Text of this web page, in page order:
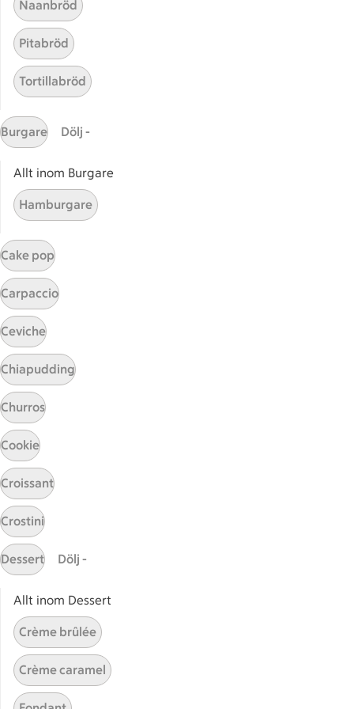
Pepparkaksbröd med
lagrad ost och
aprikoschutney
Betyg 3.6 av 5.
25 personer har röstat
Sidfot
Start
Bli stammis på ICA
ICAs inspirationsmejl
Prenumerera
Handla
Handla online
Naanbröd
Pitabröd
Tortillabröd
Burgare Dölj -
Allt inom Burgare
Hamburgare
Cake pop
Carpaccio
Ceviche
Chiapudding
Churros
Cookie
Croissant
Crostini
Dessert Dölj -
Allt inom Dessert
Crème brûlée
Crème caramel